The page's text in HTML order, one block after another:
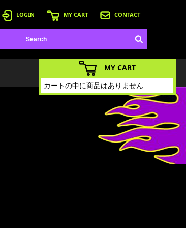
LOGIN MY CART CONTACT
MY CART
カートの中に商品はありません